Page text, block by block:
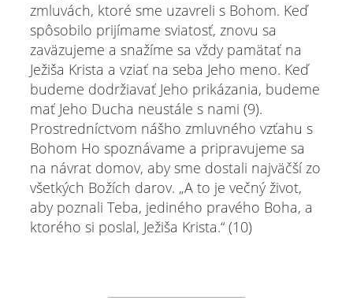
zmluvách, ktoré sme uzavreli s Bohom. Keď
spôsobilo prijímame sviatosť, znovu sa
zaväzujeme a snažíme sa vždy pamätať na
Ježiša Krista a vziať na seba Jeho meno. Keď
budeme dodržiavať Jeho prikázania, budeme
mať Jeho Ducha neustále s nami (9).
Prostredníctvom nášho zmluvného vzťahu s
Bohom Ho spoznávame a pripravujeme sa
na návrat domov, aby sme dostali najväčší zo
všetkých Božích darov. „A to je večný život,
aby poznali Teba, jediného pravého Boha, a
ktorého si poslal, Ježiša Krista.“ (10)